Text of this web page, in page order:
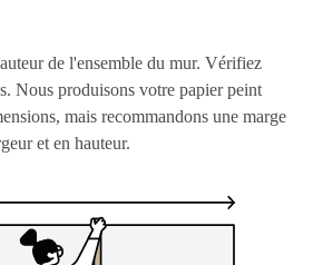
de l'ensemble du mur. Vérifiez
Nous produisons votre papier peint
mais recommandons une marge
et en hauteur.